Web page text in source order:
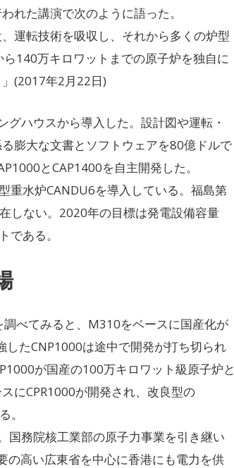
れた講演で次のように語った。
運転技術を吸収し、それから多くの炉型
140万キロワットまでの原子炉を独自に
(2017年2月22日)
ハウスから導入した。設計図や運転・
膨大な文書とソフトウェアを80億ドルで
とCAP1400を自主開発した。
重水炉CANDU6を導入している。福島第
しない。2020年の目標は発電設備容量
ある。
べてみると、M310をベースに国産化が
たCNP1000は途中で開発が打ち切られ
が国産の100万キロワット級原子炉と
にCPR1000が開発され、改良型の
。
務院核工業部の原子力事業を引き継い
の高い広東省を中心に香港にも電力を供